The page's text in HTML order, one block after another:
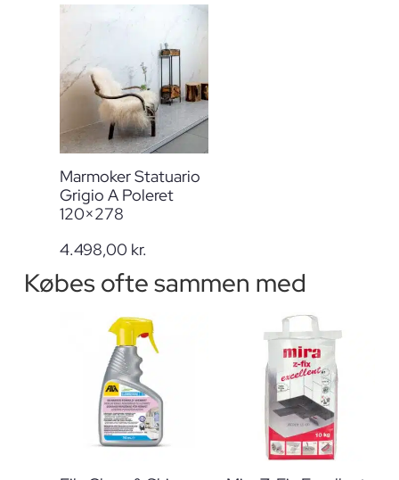
Marmoker Statuario
Grigio A Poleret
120×278
4.498,00 kr.
Købes ofte sammen med